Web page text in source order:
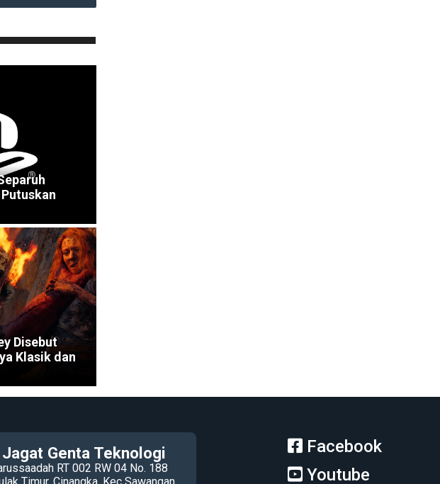
Disebut
Klasik dan
Jagat Genta Teknologi
RT 002 RW 04 No. 188
Facebook
Youtube